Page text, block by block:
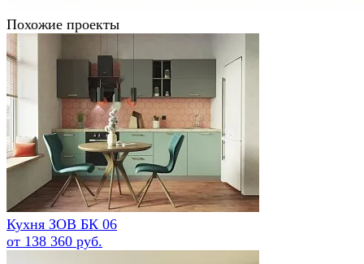
Похожие проекты
Кухня ЗОВ БК 06
от 138 360 руб.